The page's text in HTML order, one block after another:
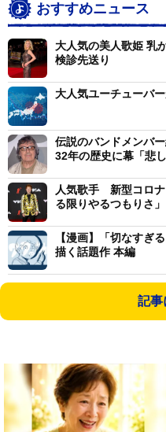
おすすめニュース
大人気の美人歌姫 乳
検診先送り
大人気ユーチューバ
伝説のバンドメンバ
32年の歴史に幕「悲
人気歌手 新型コロナ
る限りやるつもりさ」
【漫画】「切なすぎ
描く話題作 本編
記事